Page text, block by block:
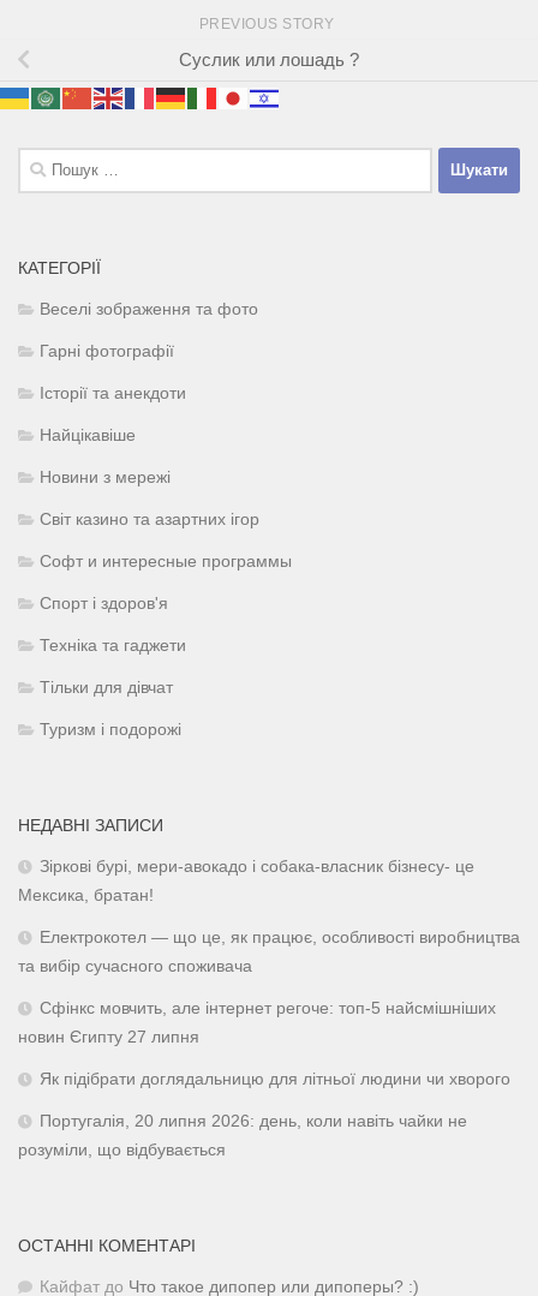
PREVIOUS STORY
Cуслик или лошадь ?
Пошук:
КАТЕГОРІЇ
Веселі зображення та фото
Гарні фотографії
Історії та анекдоти
Найцікавіше
Новини з мережі
Світ казино та азартних ігор
Софт и интересные программы
Спорт і здоров'я
Техніка та гаджети
Тільки для дівчат
Туризм і подорожі
НЕДАВНІ ЗАПИСИ
Зіркові бурі, мери-авокадо і собака-власник бізнесу- це
Мексика, братан!
Електрокотел — що це, як працює, особливості виробництва
та вибір сучасного споживача
Сфінкс мовчить, але інтернет регоче: топ-5 найсмішніших
новин Єгипту 27 липня
Як підібрати доглядальницю для літньої людини чи хворого
Португалія, 20 липня 2026: день, коли навіть чайки не
розуміли, що відбувається
ОСТАННІ КОМЕНТАРІ
Кайфат до Что такое дипопер или дипоперы? :)